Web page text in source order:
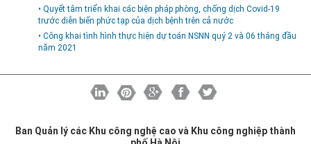
• Quyết tâm triển khai các biện pháp phòng, chống dịch Covid-19
trước diễn biến phức tạp của dịch bệnh trên cả nước
• Công khai tình hình thực hiện dự toán NSNN quý 2 và 06 tháng đầu
năm 2021
Ban Quản lý các Khu công nghệ cao và Khu công nghiệp thành